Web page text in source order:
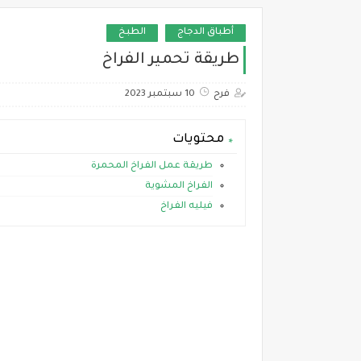
أطباق الدجاج الطبخ
طريقة تحمير الفراخ
فرح 10 سبتمبر 2023
محتويات
طريقة عمل الفراخ المحمرة
الفراخ المشوية
فيليه الفراخ